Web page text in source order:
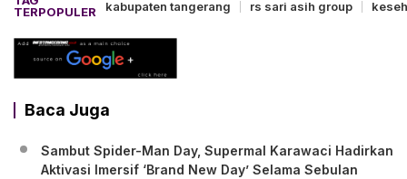
TERPOPULER
kabupaten tangerang rs sari asih group
Baca Juga
Sambut Spider-Man Day, Supermal Karawaci Hadirkan
Aktivasi Imersif ‘Brand New Day’ Selama Sebulan